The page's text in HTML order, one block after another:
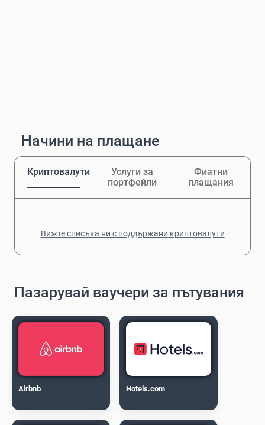
Начини на плащане
Криптовалути
Услуги за
портфейли
Фиатни
плащания
Вижте списъка ни с поддържани криптовалути
Пазарувай ваучери за пътувания
Airbnb Hotels.com